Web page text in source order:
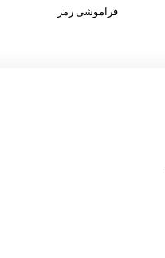
فراموشی رمز